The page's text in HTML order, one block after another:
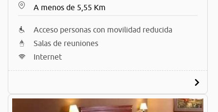
A menos de 5,55 Km
Acceso personas con movilidad reducida
Salas de reuniones
Internet